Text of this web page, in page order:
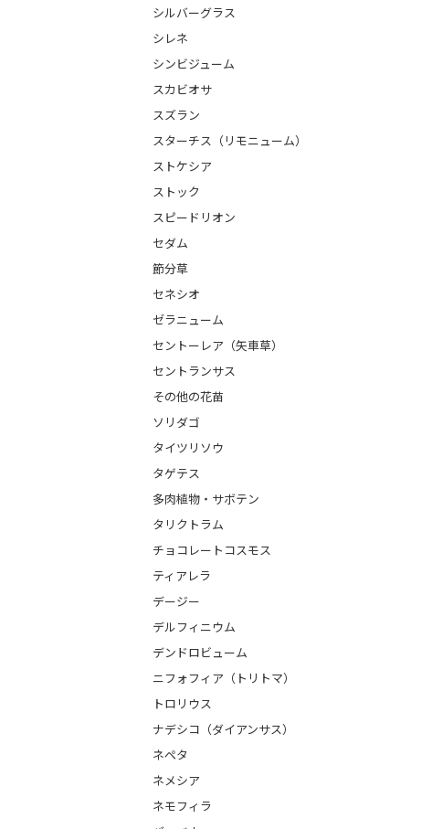
シルバーグラス
シレネ
シンビジューム
スカビオサ
スズラン
スターチス（リモニューム）
ストケシア
ストック
スピードリオン
セダム
節分草
セネシオ
ゼラニューム
セントーレア（矢車草）
セントランサス
その他の花苗
ソリダゴ
タイツリソウ
タゲテス
多肉植物・サボテン
タリクトラム
チョコレートコスモス
ティアレラ
デージー
デルフィニウム
デンドロビューム
ニフォフィア（トリトマ）
トロリウス
ナデシコ（ダイアンサス）
ネペタ
ネメシア
ネモフィラ